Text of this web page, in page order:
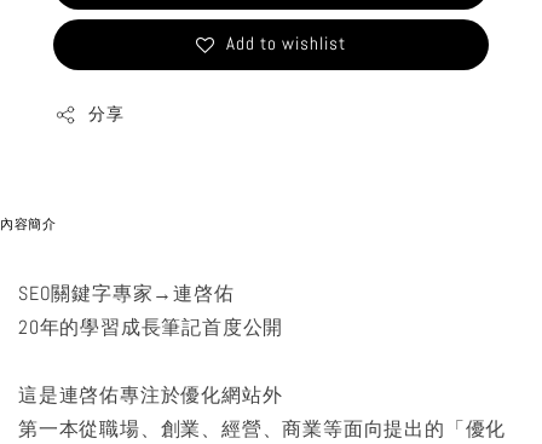
Add to wishlist
分享
內容簡介
SEO關鍵字專家→連啓佑
20年的學習成長筆記首度公開
這是連啓佑專注於優化網站外
第一本從職場、創業、經營、商業等面向提出的「優化